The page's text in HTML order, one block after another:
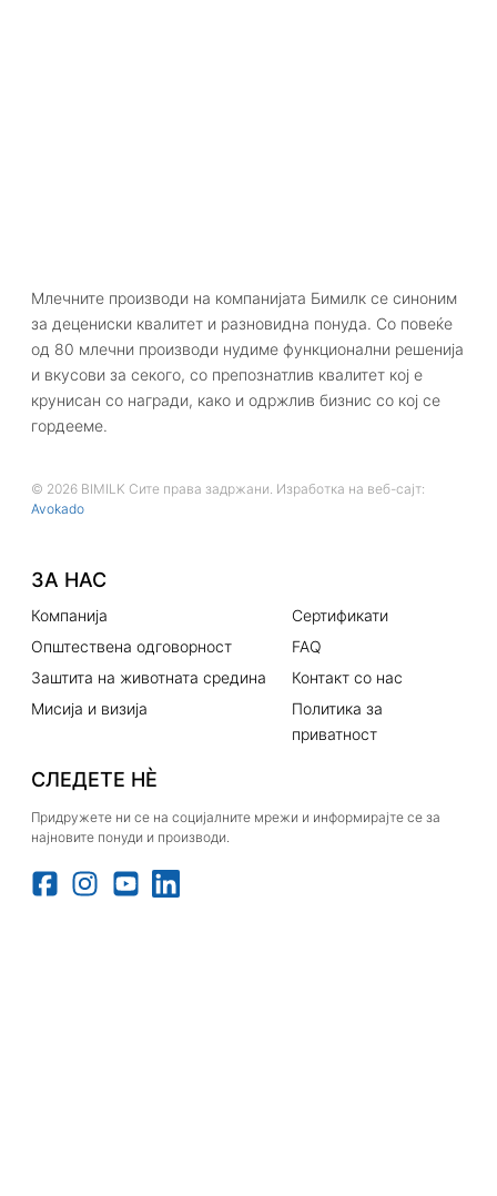
Млечните производи на компанијата Бимилк се синоним
за децениски квалитет и разновидна понуда. Со повеќе
од 80 млечни производи нудиме функционални решенија
и вкусови за секого, со препознатлив квалитет кој е
крунисан со награди, како и одржлив бизнис со кој се
гордееме.
© 2026 BIMILK Сите права задржани. Изработка на веб-сајт:
Avokado
ЗА НАС
Компанија
Општествена одговорност
Заштита на животната средина
Мисија и визија
Сертификати
FAQ
Контакт со нас
Политика за
приватност
СЛЕДЕТЕ НЀ
Придружете ни се на социјалните мрежи и информирајте се за
најновите понуди и производи.